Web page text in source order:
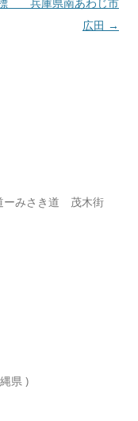
広田 →
ーみさき道 茂木街
県 )